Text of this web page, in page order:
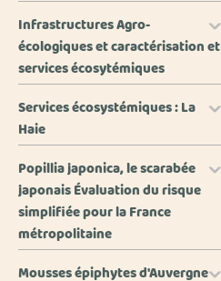
Infrastructures Agro-
écologiques et caractérisation et
services écosytémiques
Services écosystémiques : La
Haie
Popillia japonica, le scarabée
japonais Évaluation du risque
simplifiée pour la France
métropolitaine
Mousses épiphytes d'Auvergne